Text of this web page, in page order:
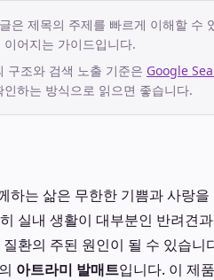
은 제목의 주제를 빠르게 이해할 수
어지는 가이드입니다.
구조와 검색 노출 기준은 Google
인하는 방식으로 읽으면 좋습니다.
하는 삶은 무한한 기쁨과 사랑
실내 생활이 대부분인 반려견
환의 주된 원인이 될 수 있습
의 아트라미 발매트입니다. 이 제